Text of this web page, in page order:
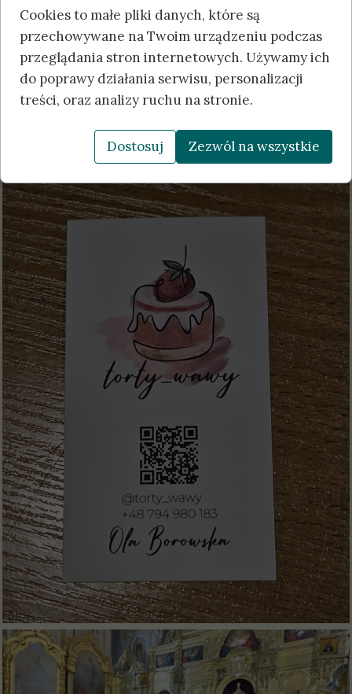
Cookies to małe pliki danych, które są
przechowywane na Twoim urządzeniu podczas
przeglądania stron internetowych. Używamy ich
do poprawy działania serwisu, personalizacji
treści, oraz analizy ruchu na stronie.
Dostosuj Zezwól na wszystkie